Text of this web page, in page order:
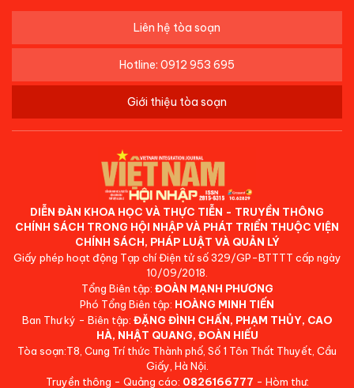
Liên hệ tòa soạn
Hotline: 0912 953 695
Giới thiệu tòa soạn
DIỄN ĐÀN KHOA HỌC VÀ THỰC TIỄN - TRUYỀN THÔNG
CHÍNH SÁCH TRONG HỘI NHẬP VÀ PHÁT TRIỂN THUỘC VIỆN
CHÍNH SÁCH, PHÁP LUẬT VÀ QUẢN LÝ
Giấy phép hoạt động Tạp chí Điện tử số 329/GP-BTTTT cấp ngày
10/09/2018.
Tổng Biên tập: ĐOÀN MẠNH PHƯƠNG
Phó Tổng Biên tập: HOÀNG MINH TIẾN
Ban Thư ký - Biên tập: ĐẶNG ĐÌNH CHẤN, PHẠM THỦY, CAO
HÀ, NHẬT QUANG, ĐOÀN HIẾU
Tòa soạn:T8, Cung Trí thức Thành phố, Số 1 Tôn Thất Thuyết, Cầu
Giấy, Hà Nội.
Truyền thông - Quảng cáo: 0826166777 - Hòm thư: